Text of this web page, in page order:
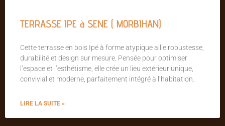
TERRASSE IPE à SENE ( MORBIHAN)
Cette terrasse en bois Ipé à forme atypique allie robustesse,
durabilité et design sur mesure. Pensée pour optimiser
l’espace et l’esthétisme, elle crée un lieu extérieur unique,
convivial et moderne, parfaitement intégré à l’habitation.
LIRE LA SUITE »